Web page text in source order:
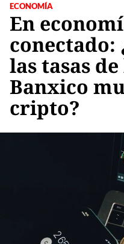
ECONOMÍA
En
conectado:
las tasas
Banxico
cripto?